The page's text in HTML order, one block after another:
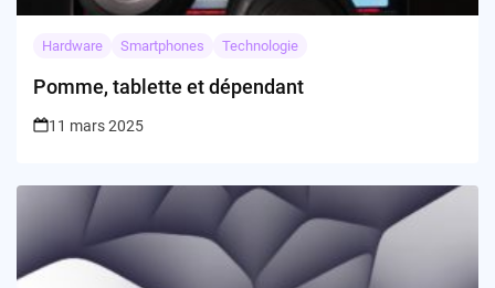
Hardware Smartphones Technologie
Pomme, tablette et dépendant
11 mars 2025